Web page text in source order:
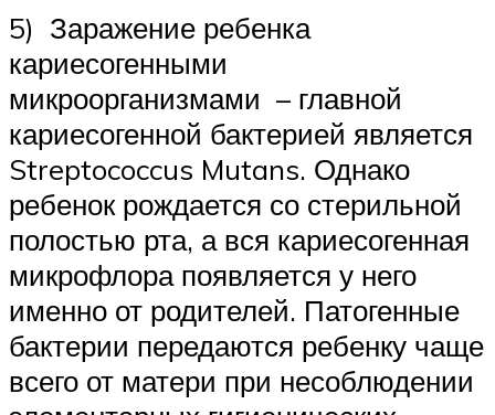
5) Заражение ребенка
кариесогенными
микроорганизмами – главной
кариесогенной бактерией является
Streptococcus Mutans. Однако
ребенок рождается со стерильной
полостью рта, а вся кариесогенная
микрофлора появляется у него
именно от родителей. Патогенные
бактерии передаются ребенку чаще
всего от матери при несоблюдении